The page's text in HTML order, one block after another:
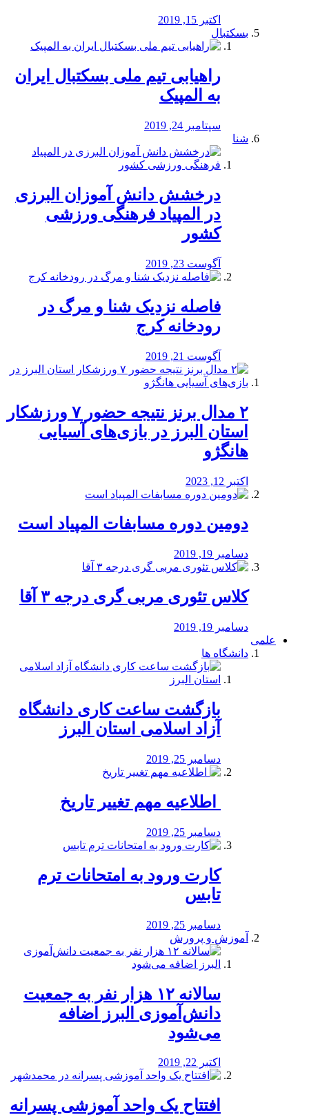
اکتبر 15, 2019
بسکتبال
راهیابی تیم ملی بسکتبال ایران
به المپیک
سپتامبر 24, 2019
شنا
درخشش دانش آموزان البرزی
در المپیاد فرهنگی ورزشی
کشور
آگوست 23, 2019
️فاصله نزدیک شنا و مرگ در
رودخانه کرج
آگوست 21, 2019
۲ مدال برنز نتیجه حضور ۷ ورزشکار
استان البرز در بازی‌های آسیایی
هانگژو
اکتبر 12, 2023
دومین دوره مسابفات المپیاد است
دسامبر 19, 2019
کلاس تئوری مربی گری درجه ۳ آقا
دسامبر 19, 2019
علمی
دانشگاه ها
بازگشت ساعت کاری دانشگاه
آزاد اسلامی استان البرز
دسامبر 25, 2019
️ اطلاعیه مهم تغییر تاریخ
دسامبر 25, 2019
کارت ورود به امتحانات ترم
تابس
دسامبر 25, 2019
آموزش و پرورش
️سالانه ۱۲ هزار نفر به جمعیت
دانش‌آموزی البرز اضافه
می‌شود
اکتبر 22, 2019
افتتاح یک واحد آموزشی پسرانه